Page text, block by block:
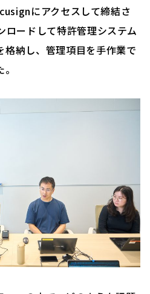
にアクセスして締結さ
ロードして特許管理システム
格納し、管理項目を手作業で